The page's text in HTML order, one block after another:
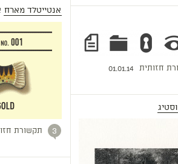
חזותית 01.01.14
אנטייטלד מארח
3 תקשורת